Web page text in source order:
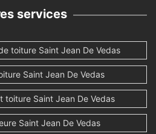
services
toiture Saint Jean De Vedas
Saint Jean De Vedas
toiture Saint Jean De Vedas
Saint Jean De Vedas